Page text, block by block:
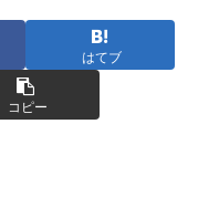
はてブ
コピー